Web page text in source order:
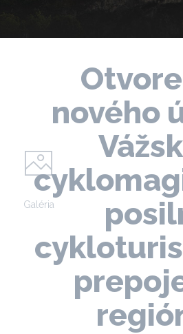
nového
Galéria